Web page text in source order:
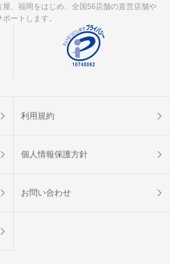
、福岡をはじめ、全国56店舗の直営店舗や
ートします。
利用規約
個人情報保護方針
お問い合わせ